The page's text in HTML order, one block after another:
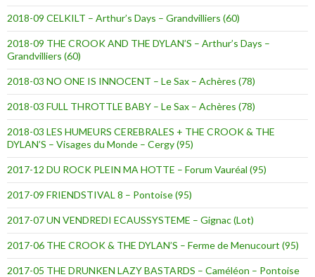
2018-09 CELKILT – Arthur’s Days – Grandvilliers (60)
2018-09 THE CROOK AND THE DYLAN’S – Arthur’s Days –
Grandvilliers (60)
2018-03 NO ONE IS INNOCENT – Le Sax – Achères (78)
2018-03 FULL THROTTLE BABY – Le Sax – Achères (78)
2018-03 LES HUMEURS CEREBRALES + THE CROOK & THE
DYLAN’S – Visages du Monde – Cergy (95)
2017-12 DU ROCK PLEIN MA HOTTE – Forum Vauréal (95)
2017-09 FRIENDSTIVAL 8 – Pontoise (95)
2017-07 UN VENDREDI ECAUSSYSTEME – Gignac (Lot)
2017-06 THE CROOK & THE DYLAN’S – Ferme de Menucourt (95)
2017-05 THE DRUNKEN LAZY BASTARDS – Caméléon – Pontoise